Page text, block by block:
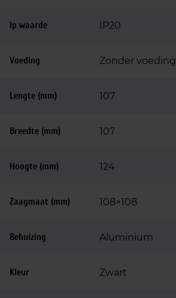
Ip waarde IP20
Voeding Zonder voeding
Lengte (mm) 107
Breedte (mm) 107
Hoogte (mm) 124
Zaagmaat (mm) 108×108
Behuizing Aluminium
Kleur Zwart